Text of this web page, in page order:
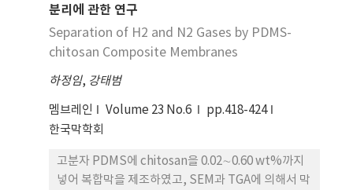
출된다. APM이 장착된 모듈을 제조하여 이에 대한 흡
착투과실험을 수행하여 흡착투과 성능을 분석하였고
또한 포화 흡착된 APM을 진공압에서 탈착재생하여
그 결과를 재생효율과 에너지소모 관점에서 고찰하였
다.
분리에 관한 연구
Separation of H2 and N2 Gases by PDMS-
chitosan Composite Membranes
하정임, 강태범
멤브레인 Volume 23 No.6
pp.418-424
한국막학회
고분자 PDMS에 chitosan을 0.02∼0.60 wt%까지
넣어 복합막을 제조하였고, SEM과 TGA에 의해서 막